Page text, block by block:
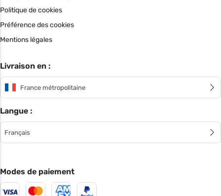
Politique de cookies
Préférence des cookies
Mentions légales
Livraison en :
France métropolitaine
Langue :
Français
Modes de paiement